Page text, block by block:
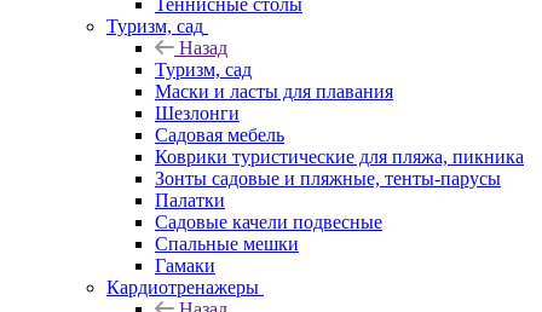
Теннисные столы
Туризм, сад
Назад
Туризм, сад
Маски и ласты для плавания
Шезлонги
Садовая мебель
Коврики туристические для пляжа, пикника
Зонты садовые и пляжные, тенты-парусы
Палатки
Садовые качели подвесные
Спальные мешки
Гамаки
Кардиотренажеры